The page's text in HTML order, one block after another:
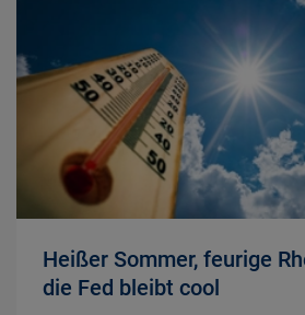
Heißer Sommer, feurige
die Fed bleibt cool